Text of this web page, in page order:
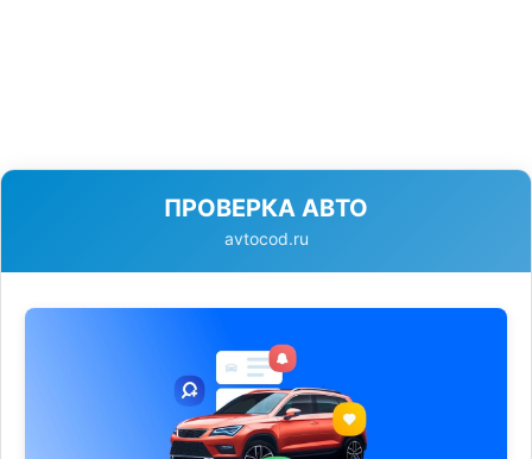
ПРОВЕРКА АВТО
avtocod.ru